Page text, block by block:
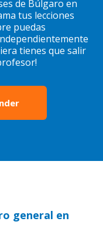
de Búlgaro en
tus lecciones
puedas
tienes que salir
general en